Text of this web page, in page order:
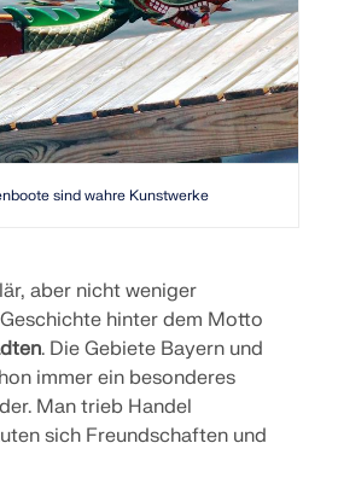
Windkanäle
Weitere Infos
Modellierung und
API entdecken
sind wahre Kunstwerke
aber nicht weniger
hinter dem Motto
. Die Gebiete Bayern und
immer ein besonderes
Man trieb Handel
sich Freundschaften und